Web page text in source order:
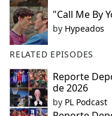
"Call Me By
by Hypeados
RELATED EPISODES
Reporte
de 2026
by PL Podcast